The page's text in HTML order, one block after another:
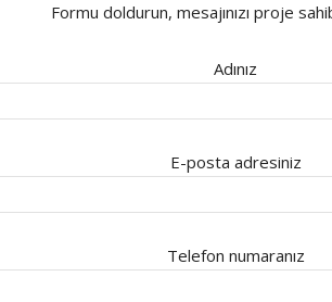
Formu doldurun, mesajınızı proje
Adınız
E-posta adresiniz
Telefon numaranız